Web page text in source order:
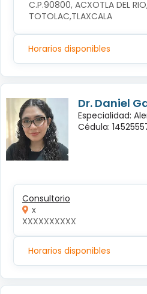
C.P.90800, ACXOTLA DEL
TOTOLAC,TLAXCALA
Horarios disponibles
Dr. Daniel
Especialidad:
Cédula:
Consultorio
x
XXXXXXXXXX
Horarios disponibles